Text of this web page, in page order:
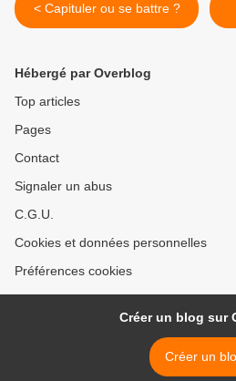
< Capituler ou se battre ?
Hébergé par Overblog
Top articles
Pages
Contact
Signaler un abus
C.G.U.
Cookies et données personnelles
Préférences cookies
Créer un blog sur
Créer un